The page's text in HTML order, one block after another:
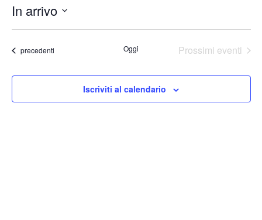
In arrivo
data.Eventi
precedenti Oggi Prossimi eventi
Iscriviti al calendario